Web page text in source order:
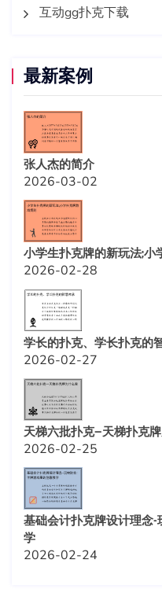
互动gg扑克下载
最新案例
张人杰的简介
2026-03-02
小学生扑克牌的新玩法;小
2026-02-28
学长的扑克、学长扑克的
2026-02-27
天梯六批扑克—天梯扑克
2026-02-25
基础会计扑克牌设计理念
学
2026-02-24